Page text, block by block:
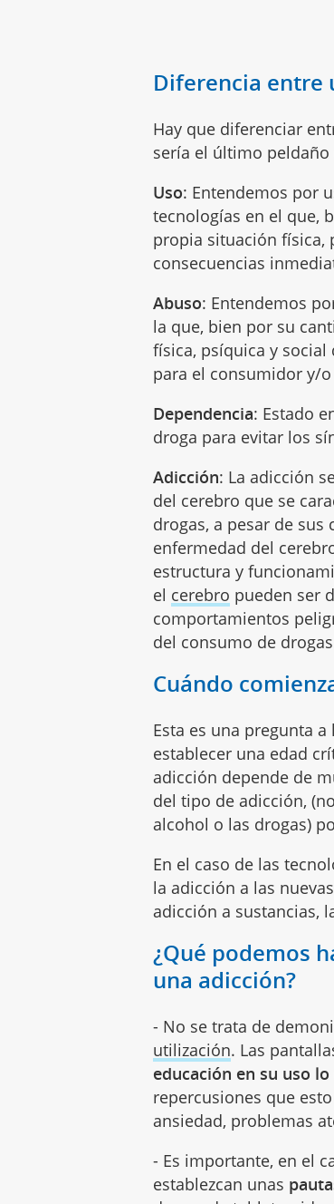
Diferencia entre
Hay que diferenciar
sería el último peldaño
Uso: Entendemos por
tecnologías en el que,
propia situación física,
consecuencias
Abuso: Entendemos
la que, bien por su
física, psíquica y social
para el consumidor y/
Dependencia: Estado
droga para evitar los
Adicción: La adicción
del cerebro que se
drogas, a pesar de sus
enfermedad del
estructura y
el cerebro pueden ser
comportamientos
del consumo de
Cuándo
Esta es una pregunta
establecer una edad
adicción depende de
del tipo de adicción,
alcohol o las drogas)
En el caso de las
la adicción a las
adicción a sustancias,
¿Qué podemos
una adicción?
- No se trata de
utilización. Las
educación en su uso
repercusiones que
ansiedad, problemas
- Es importante, en el
establezcan unas